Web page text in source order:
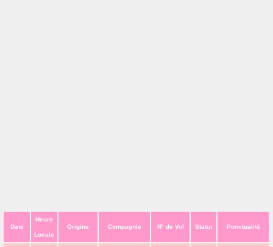
Date
Heure
Locale
Origine Compagnie N° de Vol Statut Ponctualité